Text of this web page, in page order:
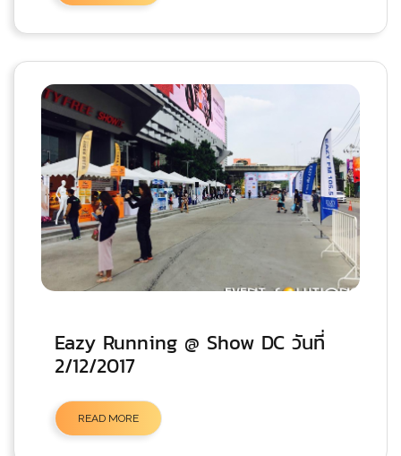
Eazy Running @ Show DC วันที่
2/12/2017
READ MORE